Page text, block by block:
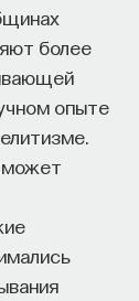
более
опыте
может